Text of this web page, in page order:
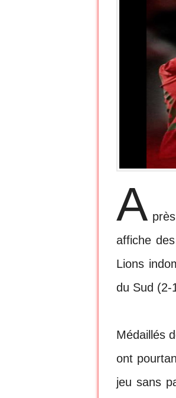
A
affiche
Lions
du Sud (2-
Médaillés
ont
jeu sans